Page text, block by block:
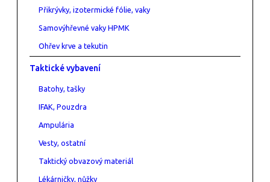
Přikrývky, izotermické fólie, vaky
Samovýhřevné vaky HPMK
Ohřev krve a tekutin
Taktické vybavení
Batohy, tašky
IFAK, Pouzdra
Ampulária
Vesty, ostatní
Taktický obvazový materiál
Lékárničky, nůžky